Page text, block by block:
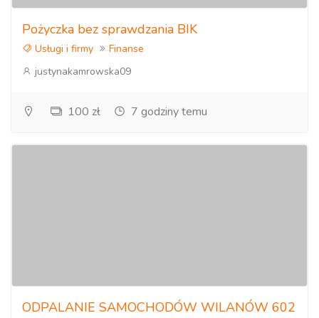
Pożyczka bez sprawdzania BIK
Usługi i firmy
Finanse
justynakamrowska09
100 zł 7 godziny temu
ODPALANIE SAMOCHODÓW WILANÓW 602